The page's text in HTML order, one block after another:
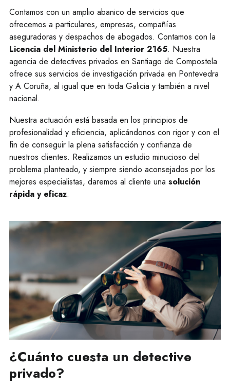
Contamos con un amplio abanico de servicios que
ofrecemos a particulares, empresas, compañías
aseguradoras y despachos de abogados. Contamos con la
Licencia del Ministerio del Interior 2165. Nuestra
agencia de detectives privados en Santiago de Compostela
ofrece sus servicios de investigación privada en Pontevedra
y A Coruña, al igual que en toda Galicia y también a nivel
nacional.
Nuestra actuación está basada en los principios de
profesionalidad y eficiencia, aplicándonos con rigor y con el
fin de conseguir la plena satisfacción y confianza de
nuestros clientes. Realizamos un estudio minucioso del
problema planteado, y siempre siendo aconsejados por los
mejores especialistas, daremos al cliente una solución
rápida y eficaz.
¿Cuánto cuesta un detective
privado?